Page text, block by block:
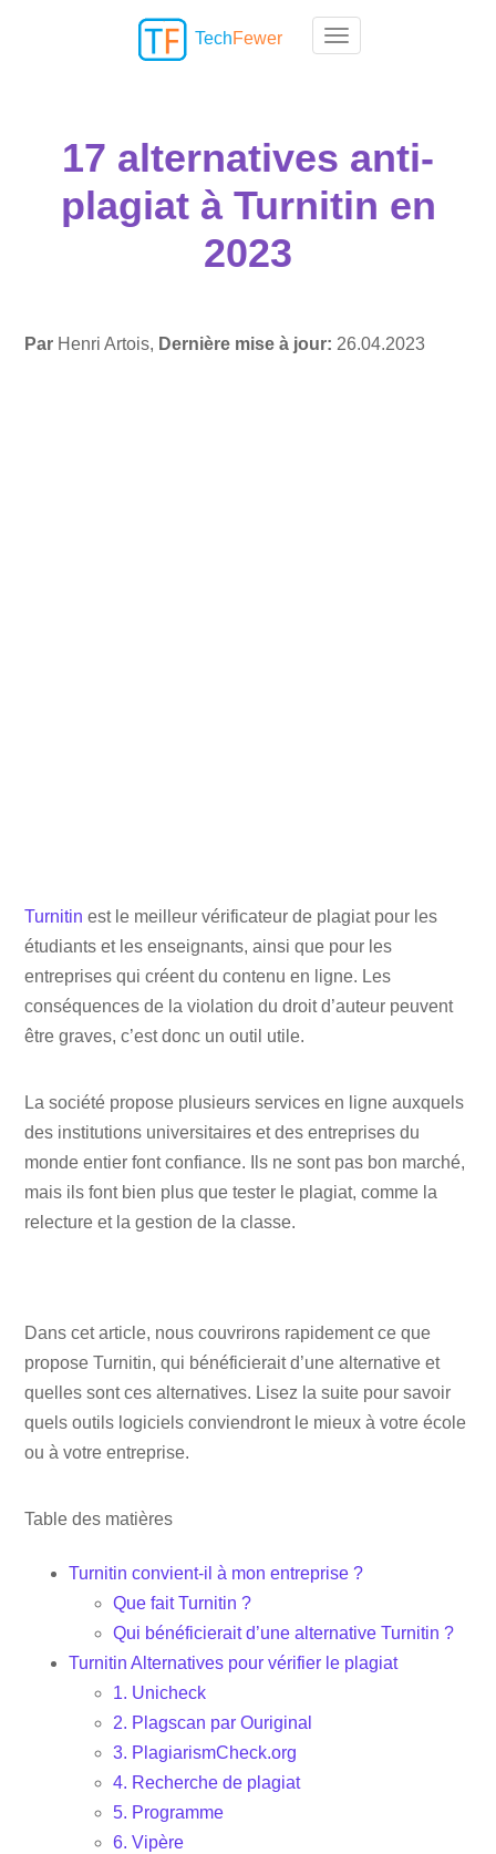
Toggle navigation
TechFewer
17 alternatives anti-
plagiat à Turnitin en
2023
Par Henri Artois, Dernière mise à jour: 26.04.2023
Turnitin est le meilleur vérificateur de plagiat pour les
étudiants et les enseignants, ainsi que pour les
entreprises qui créent du contenu en ligne. Les
conséquences de la violation du droit d’auteur peuvent
être graves, c’est donc un outil utile.
La société propose plusieurs services en ligne auxquels
des institutions universitaires et des entreprises du
monde entier font confiance. Ils ne sont pas bon marché,
mais ils font bien plus que tester le plagiat, comme la
relecture et la gestion de la classe.
Dans cet article, nous couvrirons rapidement ce que
propose Turnitin, qui bénéficierait d’une alternative et
quelles sont ces alternatives. Lisez la suite pour savoir
quels outils logiciels conviendront le mieux à votre école
ou à votre entreprise.
Table des matières
Turnitin convient-il à mon entreprise ?
Que fait Turnitin ?
Qui bénéficierait d’une alternative Turnitin ?
Turnitin Alternatives pour vérifier le plagiat
1. Unicheck
2. Plagscan par Ouriginal
3. PlagiarismCheck.org
4. Recherche de plagiat
5. Programme
6. Vipère